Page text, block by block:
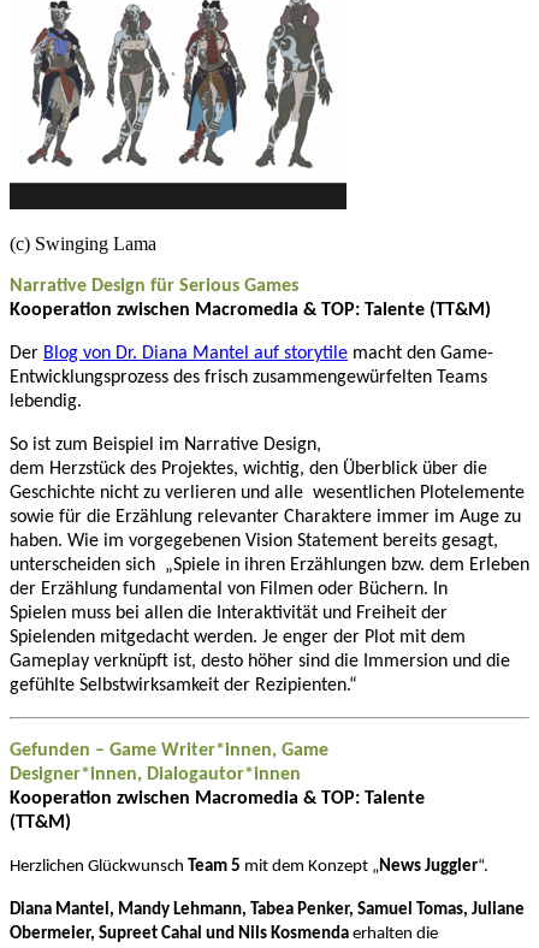
(c) Swinging Lama
Narrative Design für Serious Games
Kooperation zwischen Macromedia & TOP: Talente (TT&M)
Der Blog von Dr. Diana Mantel auf storytile macht den Game-
Entwicklungsprozess des frisch zusammengewürfelten Teams
lebendig.
So ist zum Beispiel im Narrative Design,
dem Herzstück des Projektes, wichtig, den Überblick über die
Geschichte nicht zu verlieren und alle wesentlichen Plotelemente
sowie für die Erzählung relevanter Charaktere immer im Auge zu
haben. Wie im vorgegebenen Vision Statement bereits gesagt,
unterscheiden sich „Spiele in ihren Erzählungen bzw. dem Erleben
der Erzählung fundamental von Filmen oder Büchern. In
Spielen muss bei allen die Interaktivität und Freiheit der
Spielenden mitgedacht werden. Je enger der Plot mit dem
Gameplay verknüpft ist, desto höher sind die Immersion und die
gefühlte Selbstwirksamkeit der Rezipienten.“
Gefunden – Game Writer*innen, Game
Designer*innen, Dialogautor*innen
Kooperation zwischen Macromedia & TOP: Talente
(TT&M)
Herzlichen Glückwunsch Team 5 mit dem Konzept „News Juggler“.
Diana Mantel, Mandy Lehmann, Tabea Penker, Samuel Tomas, Juliane
Obermeier, Supreet Cahal und Nils Kosmenda erhalten die